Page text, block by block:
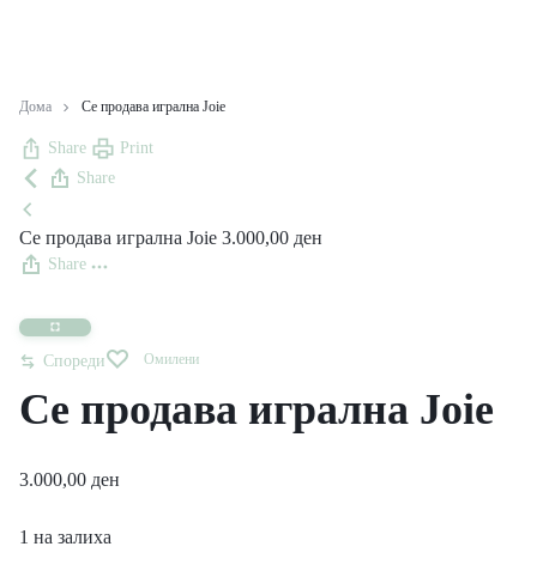
Дома Се продава игрална Joie
Share
Print
Share
Се продава игрална Joie 3.000,00 ден
Share
Спореди Омилени
Се продава игрална Joie
3.000,00 ден
1 на залиха